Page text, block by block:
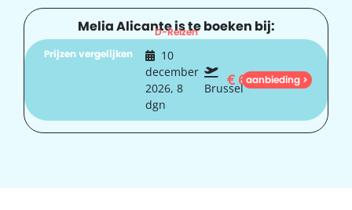
Melia Alicante is te boeken bij:
D-Reizen
Prijzen vergelijken
10
december
2026, 8
dgn
Brussel
€ 678
aanbieding >